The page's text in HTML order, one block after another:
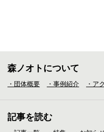
森ノオトについて
・団体概要 ・事例紹介 ・ア
記事を読む